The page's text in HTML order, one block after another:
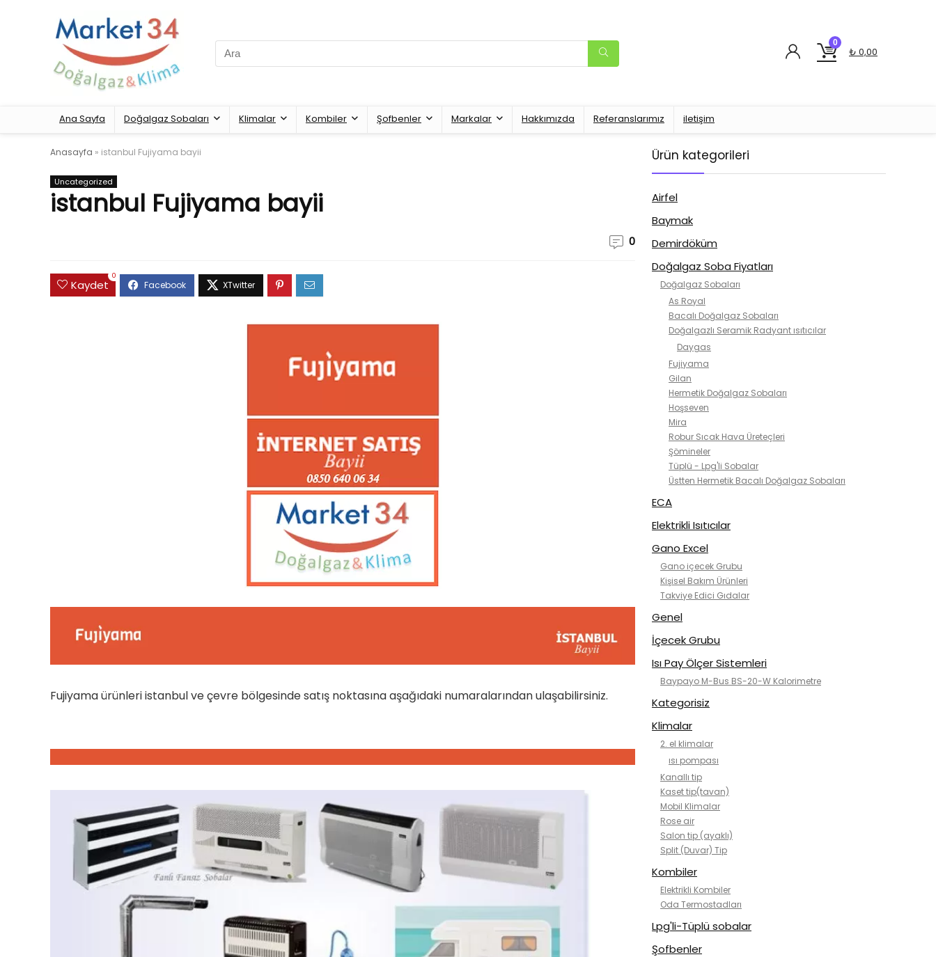
Search
for:
0
₺ 0,00
Ana Sayfa Doğalgaz Sobaları Klimalar Kombiler Şofbenler Markalar Hakkımızda Referanslarımız iletişim
Anasayfa » istanbul Fujiyama bayii
Uncategorized
istanbul Fujiyama bayii
0
Kaydet
0
Fujiyama ürünleri istanbul ve çevre bölgesinde satış noktasına aşağıdaki numaralarından ulaşabilirsiniz.
Ürün kategorileri
Airfel
Baymak
Demirdöküm
Doğalgaz Soba Fiyatları
Doğalgaz Sobaları
As Royal
Bacalı Doğalgaz Sobaları
Doğalgazlı Seramik Radyant ısıtıcılar
Daygas
Fujiyama
Gilan
Hermetik Doğalgaz Sobaları
Hoşseven
Mira
Robur Sıcak Hava Üreteçleri
Şömineler
Tüplü - Lpg'li Sobalar
Üstten Hermetik Bacalı Doğalgaz Sobaları
ECA
Elektrikli Isıtıcılar
Gano Excel
Gano içecek Grubu
Kişisel Bakım Ürünleri
Takviye Edici Gıdalar
Genel
İçecek Grubu
Isı Pay Ölçer Sistemleri
Baypayo M-Bus BS-20-W Kalorimetre
Kategorisiz
Klimalar
2. el klimalar
ısı pompası
Kanallı tip
Kaset tip(tavan)
Mobil Klimalar
Rose air
Salon tip (ayaklı)
Split (Duvar) Tip
Kombiler
Elektrikli Kombiler
Oda Termostadları
Lpg'li-Tüplü sobalar
Şofbenler